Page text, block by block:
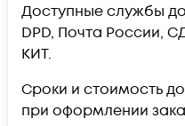
Доступные службы
DPD, Почта России,
КИТ.
Сроки и стоимость
при оформлении